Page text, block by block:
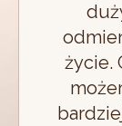
życie.